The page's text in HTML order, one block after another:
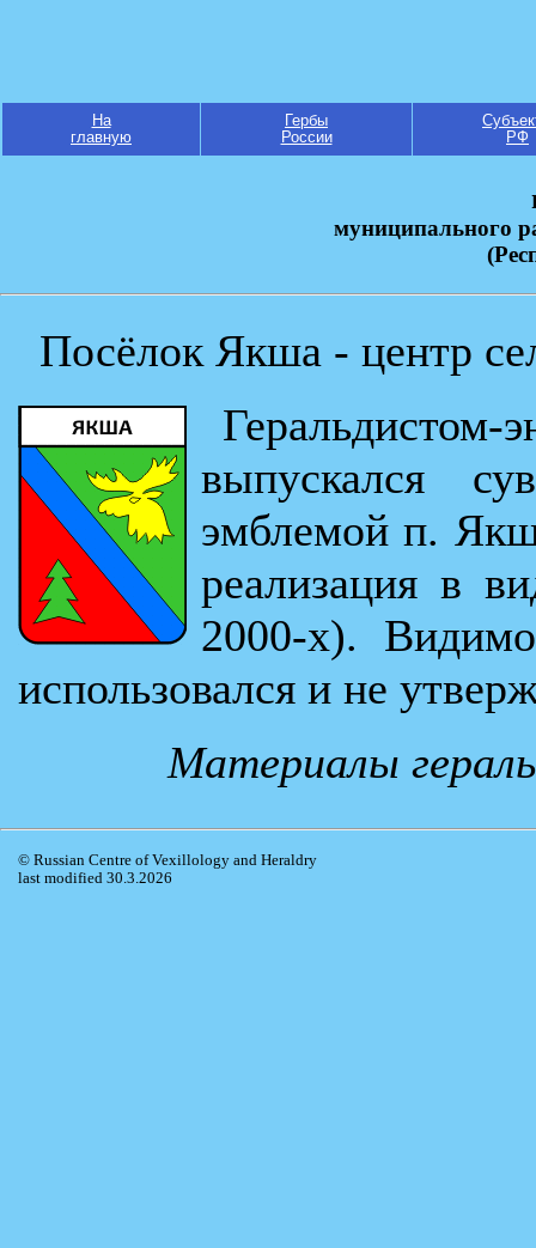
На
главную
Гербы
России
РФ
муниципального
Посёлок Якша - центр
выпускался
эмблемой п.
реализация в
2000-х).
использовался и не
Материалы
© Russian Centre of Vexillology and Heraldry
last modified 30.3.2026